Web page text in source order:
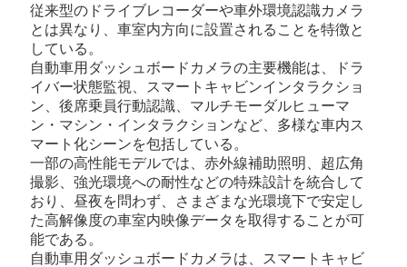
従来型のドライブレコーダーや車外環境認識カメラ
とは異なり、車室内方向に設置されることを特徴と
している。
自動車用ダッシュボードカメラの主要機能は、ドラ
イバー状態監視、スマートキャビンインタラクショ
ン、後席乗員行動認識、マルチモーダルヒューマ
ン・マシン・インタラクションなど、多様な車内ス
マート化シーンを包括している。
一部の高性能モデルでは、赤外線補助照明、超広角
撮影、強光環境への耐性などの特殊設計を統合して
おり、昼夜を問わず、さまざまな光環境下で安定し
た高解像度の車室内映像データを取得することが可
能である。
自動車用ダッシュボードカメラは、スマートキャビ